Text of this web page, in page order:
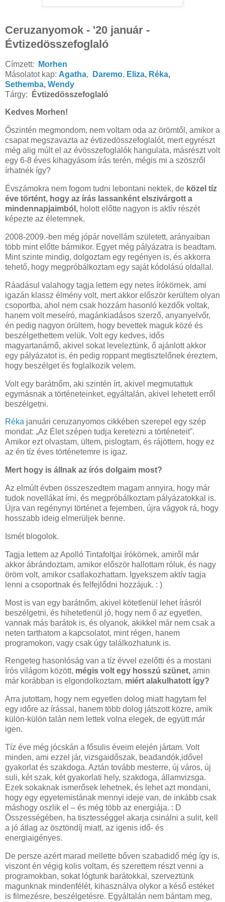
Ceruzanyomok - '20 január -
Évtizedösszefoglaló
Címzett:
Morhen
Másolatot kap: Agatha, Daremo, Eliza, Réka,
Sethemba, Wendy
Tárgy:
Évtizedösszefoglaló
Kedves Morhen!
Őszintén megmondom, nem voltam oda az örömtől, amikor a
csapat megszavazta az évtizedösszefoglalót, mert egyrészt
még alig múlt el az évösszefoglalók hangulata, másrészt volt
egy 6-8 éves kihagyásom írás terén, mégis mi a szöszről
írhatnék így?
Évszámokra nem fogom tudni lebontani nektek, de közel tíz
éve történt, hogy az írás lassanként elszivárgott a
mindennapjaimból, holott előtte nagyon is aktív részét
képezte az életemnek.
2008-2009.-ben még jópár novellám született, arányaiban
több mint előtte bármikor. Egyet még pályázatra is beadtam.
Mint szinte mindig, dolgoztam egy regényen is, és akkorra
tehető, hogy megpróbálkoztam egy saját kódolású oldallal.
Ráadásul valahogy tagja lettem egy netes írókörnek, ami
igazán klassz élmény volt, mert akkor először kerültem olyan
csoportba, ahol nem csak hozzám hasonló kezdők voltak,
hanem volt meseíró, magánkiadásos szerző, anyanyelvőr,
én pedig nagyon örültem, hogy bevettek maguk közé és
beszélgethettem velük. Volt egy kedves, idős
magyartanárnő, akivel sokat leveleztünk, ő ajánlott akkor
egy pályázatot is, én pedig roppant megtisztelőnek éreztem,
hogy beszélget és foglalkozik velem.
Volt egy barátnőm, aki szintén írt, akivel megmutattuk
egymásnak a történeteinket, egyáltalán, akivel lehetett erről
beszélgetni.
Réka januári ceruzanyomos cikkében szerepel egy szép
mondat: „Az Élet szépen tudja keretezni a történeteit”.
Amikor ezt olvastam, ültem, pislogtam, és rájöttem, hogy ez
az én tíz éves történetemre is igaz.
Mert hogy is állnak az írós dolgaim most?
Az elmúlt évben összeszedtem magam annyira, hogy már
tudok novellákat írni, és megpróbálkoztam pályázatokkal is.
Újra van regénynyi történet a fejemben, újra vágyok rá, hogy
hosszabb ideig elmerüljek benne.
Ismét blogolok.
Tagja lettem az Apolló Tintafoltjai írókörnek, amiről már
akkor ábrándoztam, amikor először hallottam róluk, és nagy
öröm volt, amikor csatlakozhattam. Igyekszem aktív tagja
lenni a csoportnak és felfejlődni hozzájuk. : )
Most is van egy barátnőm, akivel kötetlenül lehet írásról
beszélgetni, és hihetetlenül jó, hogy nem ő az egyetlen,
vannak más barátok is, és olyanok, akikkel már nem csak a
neten tarthatom a kapcsolatot, mint régen, hanem
programokon, vagy csak úgy találkozhatunk is.
Rengeteg hasonlóság van a tíz évvel ezelőtti és a mostani
írós világom között, mégis volt egy hosszú szünet, amin
már korábban is elgondolkoztam, miért alakulhatott így?
Arra jutottam, hogy nem egyetlen dolog miatt hagytam fel
egy időre az írással, hanem több dolog játszott közre, amik
külön-külön talán nem lettek volna elegek, de együtt már
igen.
Tíz éve még jócskán a fősulis éveim elején jártam. Volt
minden, ami ezzel jár, vizsgaidőszak, beadandók,idővel
gyakorlat és szakdoga. Aztán tovább mesterre, új város, új
suli, két szak, két gyakorlati hely, szakdoga, államvizsga.
Ezek sokaknak ismerősek lehetnek, és lehet azt mondani,
hogy egy egyetemistának mennyi ideje van, de inkább csak
máshogy oszlik el – és még több az energiája. : D
Összességében, ha tisztességgel akarja csinálni a sulit, kell
a jó átlag az ösztöndíj miatt, az igenis idő- és
energiaigényes.
De persze azért marad mellette bőven szabadidő még így is,
viszont én végig kolis voltam, és szerettem részt venni a
programokban, sokat lógtunk barátokkal, szerveztünk
magunknak mindenfélét, kihasználva olykor a késő estéket
is filmezésre, beszélgetésre. Egyáltalán nem bántam meg,